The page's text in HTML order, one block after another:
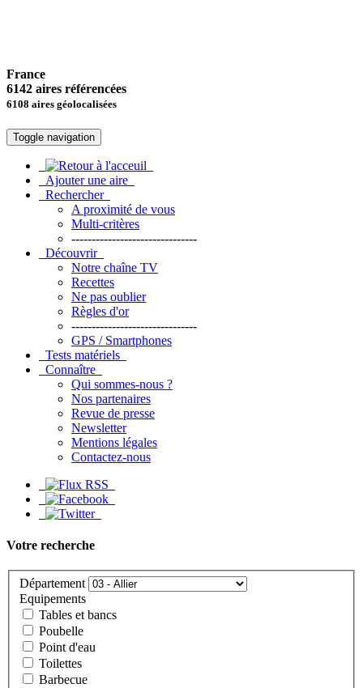
France
6142 aires référencées
6108 aires géolocalisées
Toggle navigation
Ajouter une aire
Rechercher
A proximité de vous
Multi-critères
-------------------------------
Découvrir
Notre chaîne TV
Recettes
Ne pas oublier
Règles d'or
-------------------------------
GPS / Smartphones
Tests matériels
Connaître
Qui sommes-nous ?
Nos partenaires
Revue de presse
Newsletter
Mentions légales
Contactez-nous
Votre recherche
Département
Equipements
Tables et bancs
Poubelle
Point d'eau
Toilettes
Barbecue